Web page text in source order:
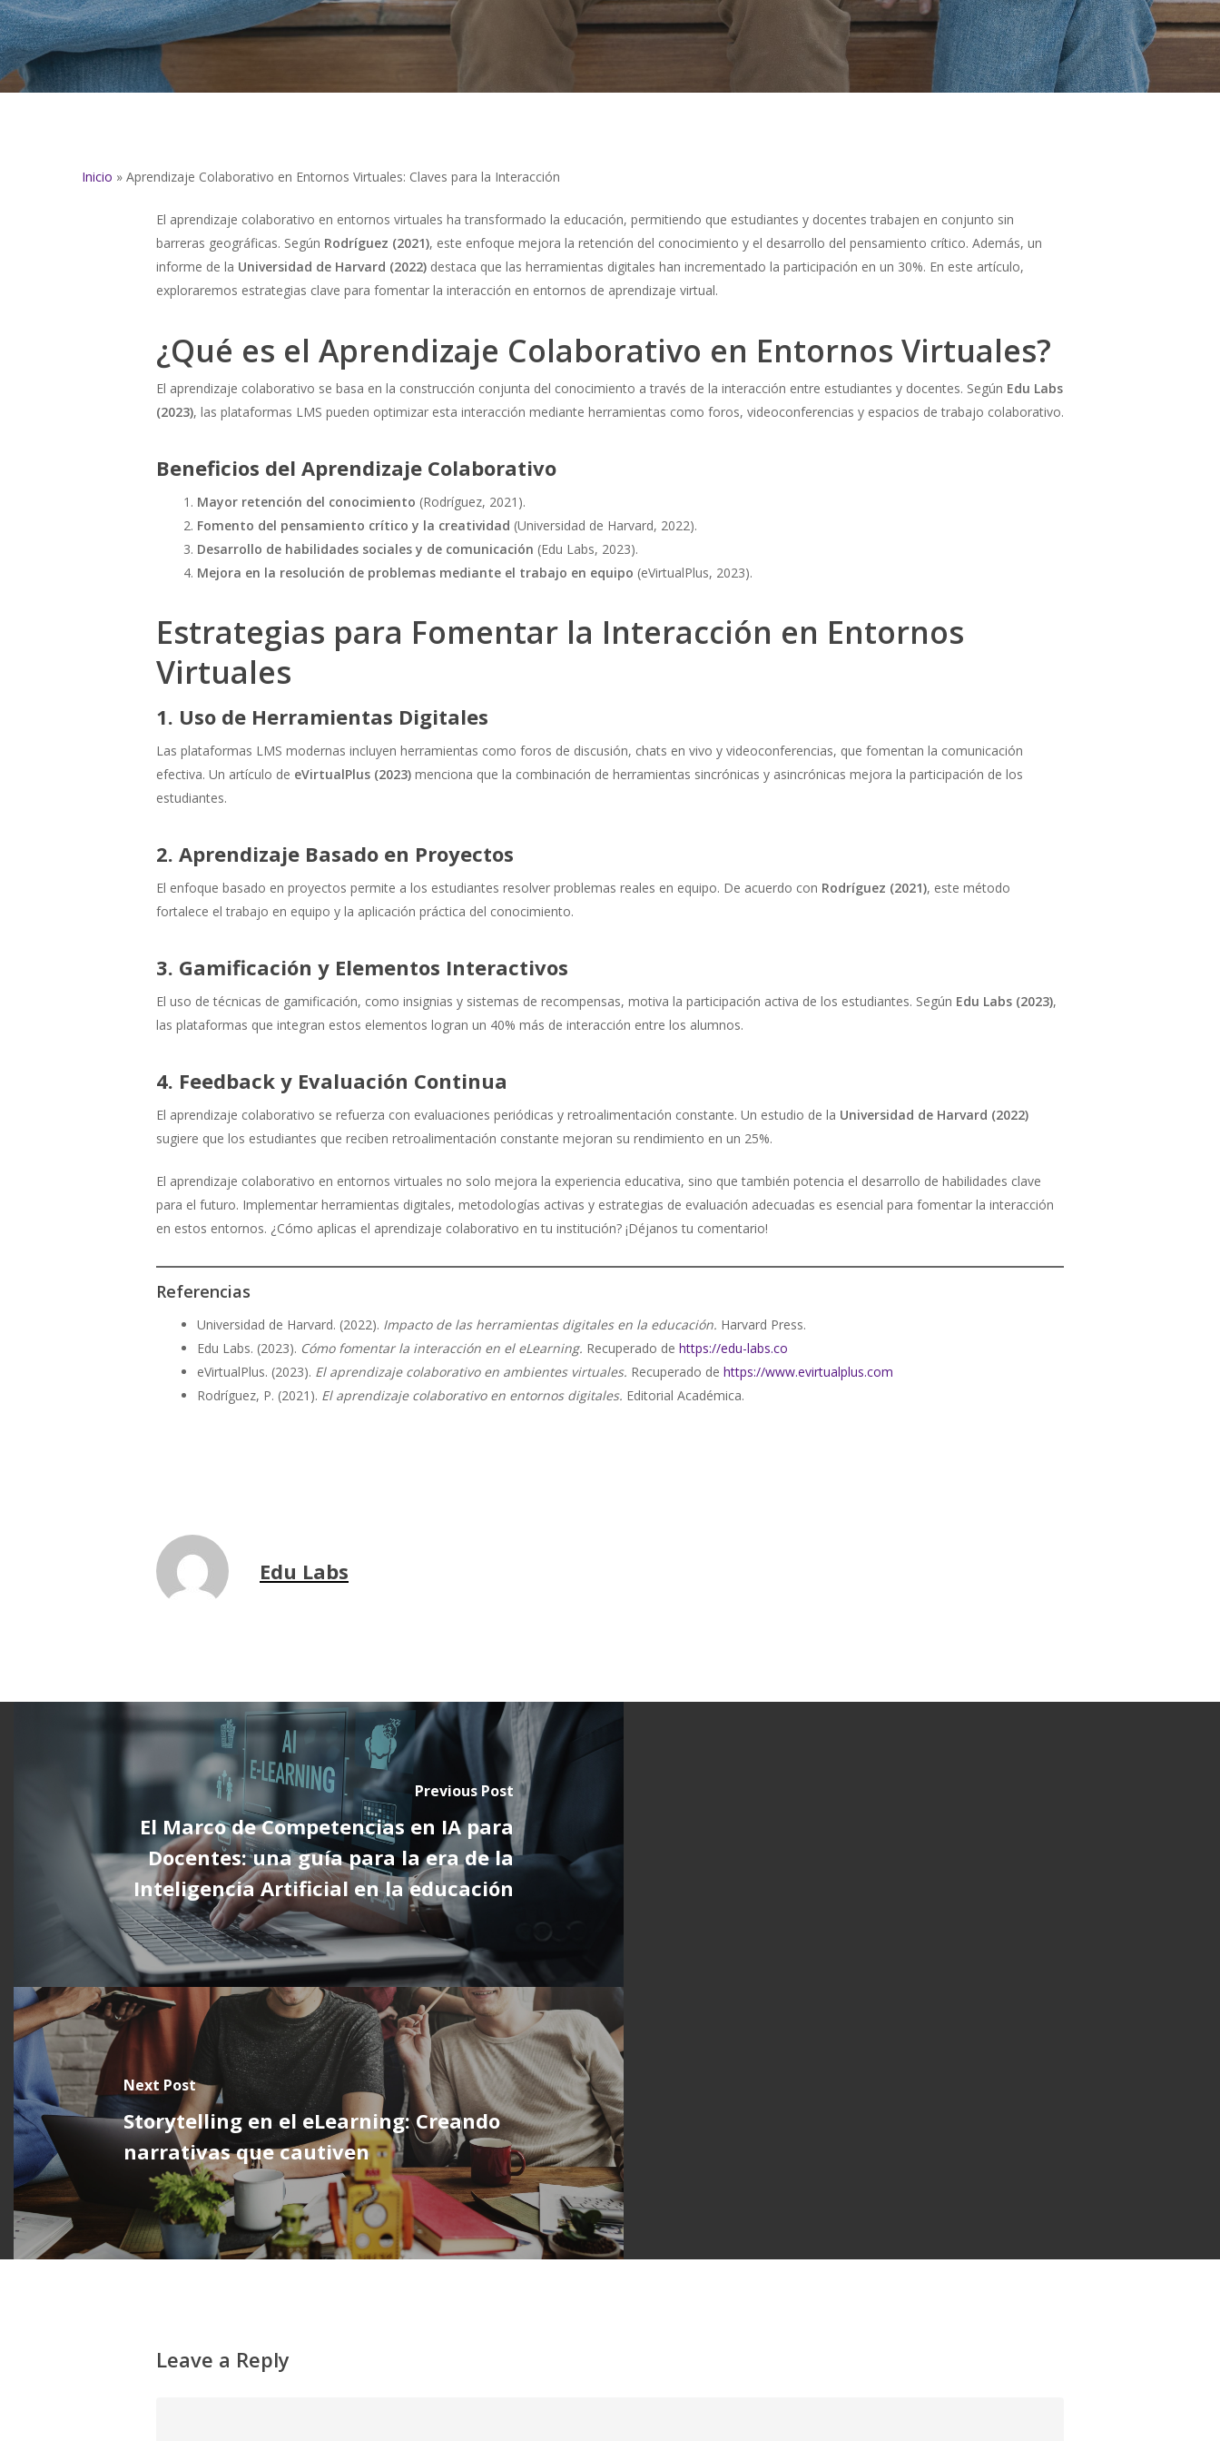
Inicio » Aprendizaje Colaborativo en Entornos Virtuales: Claves para la Interacción
El aprendizaje colaborativo en entornos virtuales ha transformado la educación, permitiendo que estudiantes y docentes trabajen en conjunto sin
barreras geográficas. Según Rodríguez (2021), este enfoque mejora la retención del conocimiento y el desarrollo del pensamiento crítico. Además, un
informe de la Universidad de Harvard (2022) destaca que las herramientas digitales han incrementado la participación en un 30%. En este artículo,
exploraremos estrategias clave para fomentar la interacción en entornos de aprendizaje virtual.
¿Qué es el Aprendizaje Colaborativo en Entornos Virtuales?
El aprendizaje colaborativo se basa en la construcción conjunta del conocimiento a través de la interacción entre estudiantes y docentes. Según Edu Labs
(2023), las plataformas LMS pueden optimizar esta interacción mediante herramientas como foros, videoconferencias y espacios de trabajo colaborativo.
Beneficios del Aprendizaje Colaborativo
Mayor retención del conocimiento (Rodríguez, 2021).
Fomento del pensamiento crítico y la creatividad (Universidad de Harvard, 2022).
Desarrollo de habilidades sociales y de comunicación (Edu Labs, 2023).
Mejora en la resolución de problemas mediante el trabajo en equipo (eVirtualPlus, 2023).
Estrategias para Fomentar la Interacción en Entornos
Virtuales
1. Uso de Herramientas Digitales
Las plataformas LMS modernas incluyen herramientas como foros de discusión, chats en vivo y videoconferencias, que fomentan la comunicación
efectiva. Un artículo de eVirtualPlus (2023) menciona que la combinación de herramientas sincrónicas y asincrónicas mejora la participación de los
estudiantes.
2. Aprendizaje Basado en Proyectos
El enfoque basado en proyectos permite a los estudiantes resolver problemas reales en equipo. De acuerdo con Rodríguez (2021), este método
fortalece el trabajo en equipo y la aplicación práctica del conocimiento.
3. Gamificación y Elementos Interactivos
El uso de técnicas de gamificación, como insignias y sistemas de recompensas, motiva la participación activa de los estudiantes. Según Edu Labs (2023),
las plataformas que integran estos elementos logran un 40% más de interacción entre los alumnos.
4. Feedback y Evaluación Continua
El aprendizaje colaborativo se refuerza con evaluaciones periódicas y retroalimentación constante. Un estudio de la Universidad de Harvard (2022)
sugiere que los estudiantes que reciben retroalimentación constante mejoran su rendimiento en un 25%.
El aprendizaje colaborativo en entornos virtuales no solo mejora la experiencia educativa, sino que también potencia el desarrollo de habilidades clave
para el futuro. Implementar herramientas digitales, metodologías activas y estrategias de evaluación adecuadas es esencial para fomentar la interacción
en estos entornos. ¿Cómo aplicas el aprendizaje colaborativo en tu institución? ¡Déjanos tu comentario!
Referencias
Universidad de Harvard. (2022). Impacto de las herramientas digitales en la educación. Harvard Press.
Edu Labs. (2023). Cómo fomentar la interacción en el eLearning. Recuperado de https://edu-labs.co
eVirtualPlus. (2023). El aprendizaje colaborativo en ambientes virtuales. Recuperado de https://www.evirtualplus.com
Rodríguez, P. (2021). El aprendizaje colaborativo en entornos digitales. Editorial Académica.
Edu Labs
Previous Post
El Marco de Competencias en IA para
Docentes: una guía para la era de la
Inteligencia Artificial en la educación
Next Post
Storytelling en el eLearning: Creando
narrativas que cautiven
Leave a Reply